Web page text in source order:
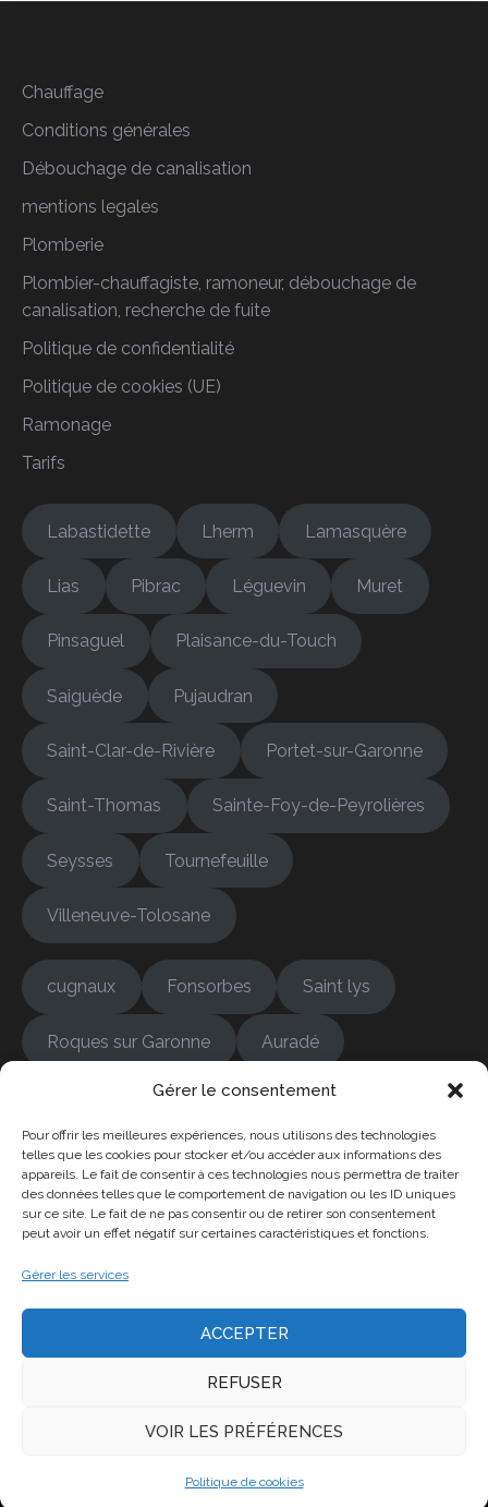
Gérer le consentement
Pour offrir les meilleures expériences, nous utilisons des technologies
telles que les cookies pour stocker et/ou accéder aux informations des
appareils. Le fait de consentir à ces technologies nous permettra de traiter
des données telles que le comportement de navigation ou les ID uniques
sur ce site. Le fait de ne pas consentir ou de retirer son consentement
peut avoir un effet négatif sur certaines caractéristiques et fonctions.
Gérer les services
ACCEPTER
REFUSER
VOIR LES PRÉFÉRENCES
Politique de cookies
Chauffage
Conditions générales
Débouchage de canalisation
mentions legales
Plomberie
Plombier-chauffagiste, ramoneur, débouchage de
canalisation, recherche de fuite
Politique de confidentialité
Politique de cookies (UE)
Ramonage
Tarifs
Labastidette Lherm Lamasquère
Lias Pibrac Léguevin Muret
Pinsaguel Plaisance-du-Touch
Saiguède Pujaudran
Saint-Clar-de-Rivière Portet-sur-Garonne
Saint-Thomas Sainte-Foy-de-Peyrolières
Seysses Tournefeuille
Villeneuve-Tolosane
cugnaux Fonsorbes Saint lys
Roques sur Garonne Auradé
Bonrepos-sur-Aussonnelle Colomiers
Cambernard Empeaux Fontenilles
Frouzins L'Isle-Jourdain
rights reserved. SITE EN CONSTRUCTION